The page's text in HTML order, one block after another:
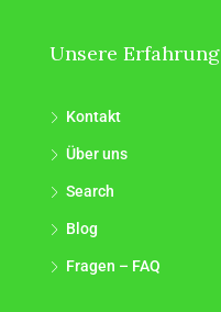
Unsere Erfahrung
Kontakt
Über uns
Search
Blog
Fragen – FAQ